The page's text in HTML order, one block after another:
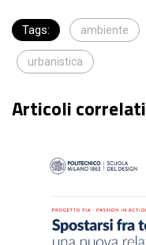
Tags: ambiente
urbanistica
Articoli correlati